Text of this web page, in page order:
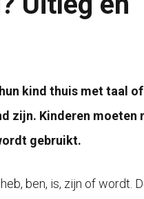
kind thuis met taal
zijn. Kinderen moeten
gebruikt.
ben, is, zijn of wordt.